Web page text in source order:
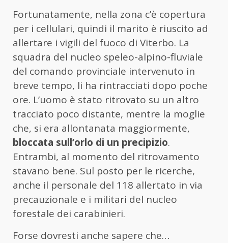
Fortunatamente, nella zona c’è copertura
per i cellulari, quindi il marito è riuscito ad
allertare i vigili del fuoco di Viterbo. La
squadra del nucleo speleo-alpino-fluviale
del comando provinciale intervenuto in
breve tempo, li ha rintracciati dopo poche
ore. L’uomo è stato ritrovato su un altro
tracciato poco distante, mentre la moglie
che, si era allontanata maggiormente,
bloccata sull’orlo di un precipizio.
Entrambi, al momento del ritrovamento
stavano bene. Sul posto per le ricerche,
anche il personale del 118 allertato in via
precauzionale e i militari del nucleo
forestale dei carabinieri.
Forse dovresti anche sapere che…